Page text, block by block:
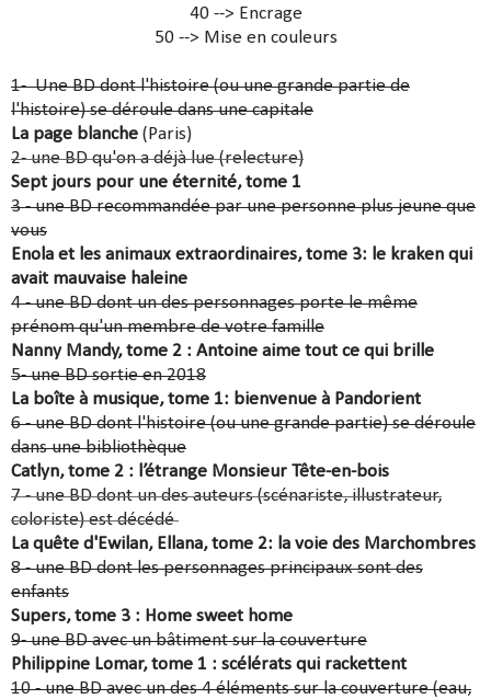
40 --> Encrage
50 --> Mise en couleurs
1- Une BD dont l'histoire (ou une grande partie de
l'histoire) se déroule dans une capitale
La page blanche (Paris)
2- une BD qu'on a déjà lue (relecture)
Sept jours pour une éternité, tome 1
3 - une BD recommandée par une personne plus jeune que
vous
Enola et les animaux extraordinaires, tome 3: le kraken qui
avait mauvaise haleine
4 - une BD dont un des personnages porte le même
prénom qu'un membre de votre famille
Nanny Mandy, tome 2 : Antoine aime tout ce qui brille
5- une BD sortie en 2018
La boîte à musique, tome 1: bienvenue à Pandorient
6 - une BD dont l'histoire (ou une grande partie) se déroule
dans une bibliothèque
Catlyn, tome 2 : l’étrange Monsieur Tête-en-bois
7 - une BD dont un des auteurs (scénariste, illustrateur,
coloriste) est décédé
La quête d'Ewilan, Ellana, tome 2: la voie des Marchombres
8 - une BD dont les personnages principaux sont des
enfants
Supers, tome 3 : Home sweet home
9- une BD avec un bâtiment sur la couverture
Philippine Lomar, tome 1 : scélérats qui rackettent
10 - une BD avec un des 4 éléments sur la couverture (eau,